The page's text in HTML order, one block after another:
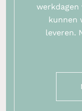
werkdagen
kunnen
leveren.